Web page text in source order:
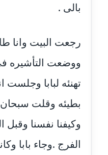
عاملة
مدونة انجي
عاملة
مدونة آيات
عاملة
مدونة ايمان
بالى .
رجعت البيت وانا
ووضعت
تهنئه لبابا وجلست
بطيئه وقلت سبحان
وكيفنا نفسنا وقبل
الفرج .وجاء بابا